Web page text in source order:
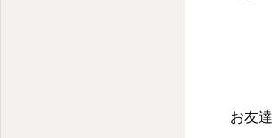
お友